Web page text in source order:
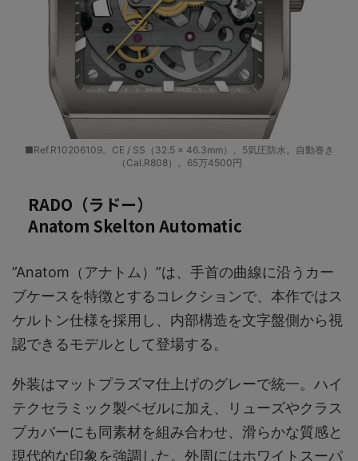
■Ref.R10206109。CE / SS（32.5 × 46.3mm）。5気圧防水。自動巻き
（Cal.R808）。65万4500円
RADO（ラドー）
Anatom Skelton Automatic
”Anatom（アナトム）”は、手首の曲線に沿うカー
ブケースを特徴とするコレクションで、本作ではス
ケルトン仕様を採用し、内部構造を文字盤側から視
認できるモデルとして登場する。
外装はマットプラズマ仕上げのグレーで統一。ハイ
テクセラミック製ベゼルに加え、リューズやクラス
プカバーにも同素材を組み合わせ、滑らかな質感と
現代的な印象を強調した。外周にはホワイトスーパ